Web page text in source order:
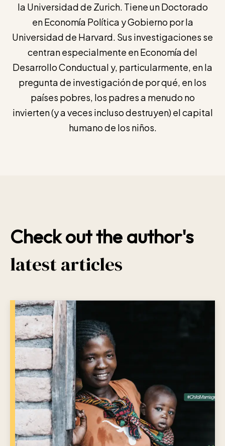
la Universidad de Zurich. Tiene un Doctorado
en Economía Política y Gobierno por la
Universidad de Harvard. Sus investigaciones se
centran especialmente en Economía del
Desarrollo Conductual y, particularmente, en la
pregunta de investigación de por qué, en los
países pobres, los padres a menudo no
invierten (y a veces incluso destruyen) el capital
humano de los niños.
Check out the author's
latest articles